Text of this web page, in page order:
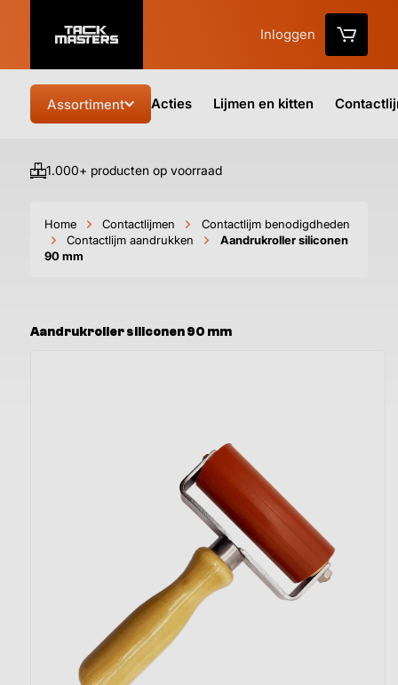
Inloggen
Assortiment Acties Lijmen en kitten
1.000+ producten op voorraad
Home Contactlijmen
Contactlijm benodigdheden
Contactlijm aandrukken
Aandrukroller siliconen
90 mm
Aandrukroller siliconen 90 mm